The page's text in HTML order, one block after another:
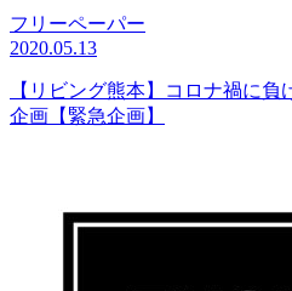
フリーペーパー
2020.05.13
【リビング熊本】コロナ禍に負
企画【緊急企画】